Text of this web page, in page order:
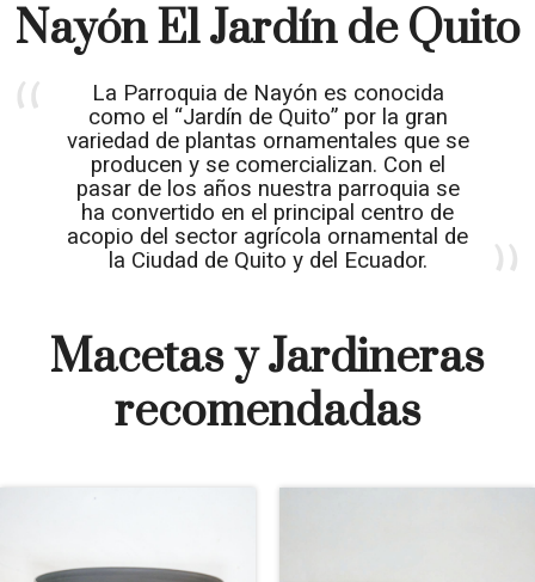
Nayón El Jardín de Quito
La Parroquia de Nayón es conocida
como el “Jardín de Quito” por la gran
variedad de plantas ornamentales que se
producen y se comercializan. Con el
pasar de los años nuestra parroquia se
ha convertido en el principal centro de
acopio del sector agrícola ornamental de
la Ciudad de Quito y del Ecuador.
Macetas y Jardineras
recomendadas